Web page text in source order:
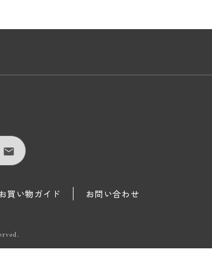
お買い物ガイド お問い合わせ